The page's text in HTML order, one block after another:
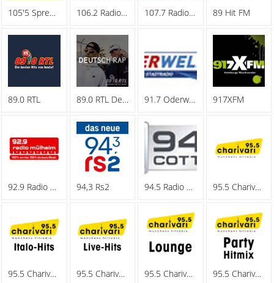
105'5 Spreeradio 106.2 Radio Oberhausen 107.7 Radio Hagen 89 Hit FM
89.0 RTL 89.0 RTL Deutschrap 91.7 Oderwelle 917XFM
92.9 Radio Muelheim 94,3 Rs2 94.5 Radio Cottbus 95.5 Charivari - Family
95.5 Charivari - Italo-Hits 95.5 Charivari - Live-Hits 95.5 Charivari - Lounge 95.5 Charivari - Party Hitmix